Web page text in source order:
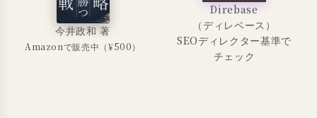
今井政和 著
Amazonで販売中（¥500）
Direbase
（ディレベース）
SEOディレクター基準で
チェック